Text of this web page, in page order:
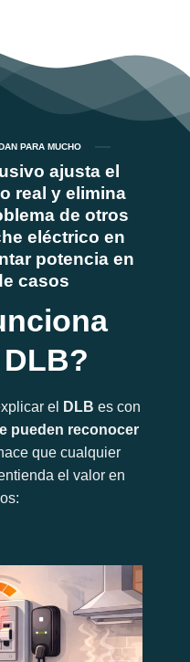
PARA MUCHO
ajusta el
real y elimina
de otros
eléctrico en
potencia en
casos
el DLB es con
pueden reconocer
que cualquier
el valor en